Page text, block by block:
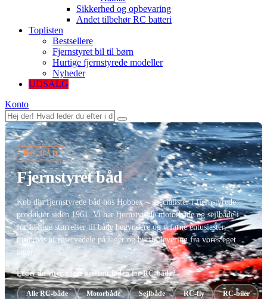
Sikkerhed og opbevaring
Andet tilbehør RC batteri
Toplisten
Bestsellere
Fjernstyret bil til børn
Hurtige fjernstyrede modeller
Nyheder
UDSALG
Konto
RC-BÅD
Fjernstyret båd
Køb din fjernstyrede båd hos Hobbex – specialister i fjernstyrede
produkter siden 1961. Vi har fjernstyrede motorbåde og sejlbåde i
forskellige størrelser til både begyndere og erfarne entusiaster,
tusindvis af reservedele på lager og hurtig levering fra vores eget
lager.
Leder du efter noget bestemt inden for RC-både?
Alle RC-både Motorbåde Sejlbåde RC-fly RC-biler